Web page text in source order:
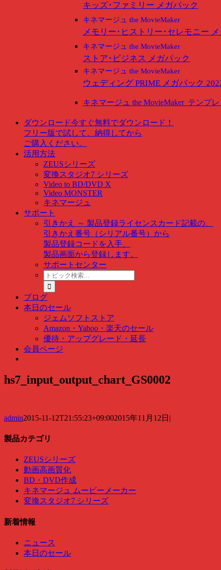
キッズ･ファミリー メガパック
キネマージュ the MovieMaker
メモリー･ヒストリー･セレモニー
キネマージュ the MovieMaker
ストア･ビジネス メガパック
キネマージュ the MovieMaker
ウェディング PRIME メガパック
キネマージュ the MovieMakerテンプ
ダウンロード今すぐ無料でダウンロード！
フリー版で試して、納得してから
ご購入ください。
活用方法
ZEUSシリーズ
変換スタジオ7 シリーズ
Video to BD/DVD X
Video MONSTER
キネマージュ
サポート
引きかえ ～ 製品登録ライセンスカード記載の、
引きかえ番号（シリアル番号）から
製品登録コードを入手、
製品画面から登録します。
サポートセンター
ト
ピ
ッ
ク
検
索
…
ブログ
本日のセール
ジェムソフトストア
Amazon・Yahoo・楽天のセール
優待・アップグレード・延長
会員ページ
hs7_input_output_chart_GS0002
admin2015-11-12T21:55:23+09:002015年11月12日 |
製品カテゴリ
ZEUSシリーズ
動画高画質化
BD・DVD作成
キネマージュ ムービーメーカー
変換スタジオ7 シリーズ
新着情報
ニュース
本日のセール